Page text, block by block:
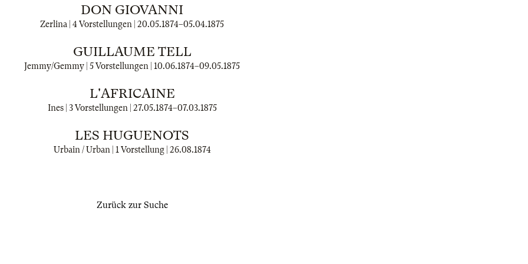
DON GIOVANNI
Zerlina | 4 Vorstellungen | 20.05.1874–05.04.1875
GUILLAUME TELL
Jemmy/Gemmy | 5 Vorstellungen | 10.06.1874–09.05.1875
L'AFRICAINE
Ines | 3 Vorstellungen | 27.05.1874–07.03.1875
LES HUGUENOTS
Urbain / Urban | 1 Vorstellung | 26.08.1874
Zurück zur Suche